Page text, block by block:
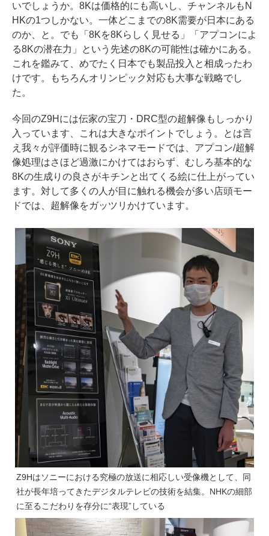
いでしょうか。8Kは価格的にも高いし、チャンネルもN
HKの1つしかない。一体どこまでの8K需要が日本にある
のか、と。でも「8Kを8Kらしく見せる」「アプコンによ
る8Kの潜在力」という先述の8Kの可能性は確かにある。
これを鑑みて、めでたく日本でも製品投入と相成ったわ
けです。もちろんオリンピック対応も大事な戦略でし
た。
今回のZ9Hには伝家の宝刀・DRC型の超解像もしっかり
入っています、これは大きなポイントでしょう。とは言
え我々が評価時に観るシネマモードでは、アプコン/超解
像処理はさほど過激にかけてはおらず、むしろ基本的な
8Kの生成りの良さがキチンと出てくる絵に仕上がってい
ます。対して多くの人が目に触れる機会が多い店頭モー
ドでは、超解像をガッツリかけています。
Z9Hはソニーにおける究極の放送に相応しい受像機として、同
社が長年培ってきたデジタルテレビの技術を結集。NHKの細部
に至るこだわりを存分に“表現”している